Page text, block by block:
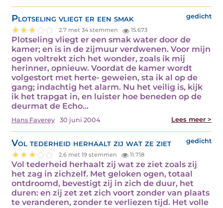
Plotseling vliegt er een smak gedicht
2.7 met 34 stemmen 15.673
Plotseling vliegt er een smak water door de
kamer; en is in de zijmuur verdwenen. Voor mijn
ogen voltrekt zich het wonder, zoals ik mij
herinner, opnieuw. Voordat de kamer wordt
volgestort met herte- geweien, sta ik al op de
gang; indachtig het alarm. Nu het veilig is, kijk
ik het trapgat in, en luister hoe beneden op de
deurmat de Echo…
Hans Faverey 30 juni 2004 Lees meer >
Vol tederheid herhaalt zij wat ze ziet gedicht
2.6 met 19 stemmen 11.718
Vol tederheid herhaalt zij wat ze ziet zoals zij
het zag in zichzelf. Met geloken ogen, totaal
ontdroomd, bevestigt zij in zich de duur, het
duren: en zij zet zet zich voort zonder van plaats
te veranderen, zonder te verliezen tijd. Het volle